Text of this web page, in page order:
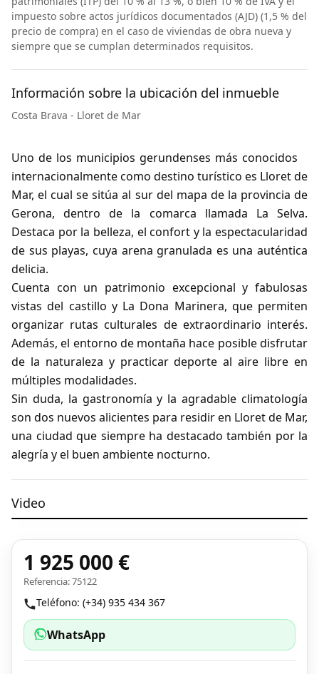
impuesto sobre actos jurídicos documentados (AJD) (1,5 % del
precio de compra) en el caso de viviendas de obra nueva y
siempre que se cumplan determinados requisitos.
Información sobre la ubicación del inmueble
Costa Brava - Lloret de Mar
Uno de los municipios gerundenses más conocidos
internacionalmente como destino turístico es Lloret de
Mar, el cual se sitúa al sur del mapa de la provincia de
Gerona, dentro de la comarca llamada La Selva.
Destaca por la belleza, el confort y la espectacularidad
de sus playas, cuya arena granulada es una auténtica
delicia.
Cuenta con un patrimonio excepcional y fabulosas
vistas del castillo y La Dona Marinera, que permiten
organizar rutas culturales de extraordinario interés.
Además, el entorno de montaña hace posible disfrutar
de la naturaleza y practicar deporte al aire libre en
múltiples modalidades.
Sin duda, la gastronomía y la agradable climatología
son dos nuevos alicientes para residir en Lloret de Mar,
una ciudad que siempre ha destacado también por la
alegría y el buen ambiente nocturno.
Video
Ver el vídeo
1 925 000 €
Referencia: 75122
Teléfono: (+34) 935 434 367
WhatsApp